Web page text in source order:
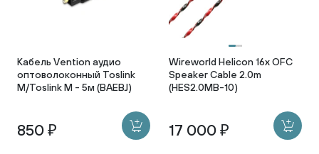
Кабель Vention аудио
оптоволоконный Toslink
M/Toslink M - 5м (BAEBJ)
850 ₽
Wireworld Helicon 16x OFC
Speaker Cable 2.0m
(HES2.0MB-10)
17 000 ₽